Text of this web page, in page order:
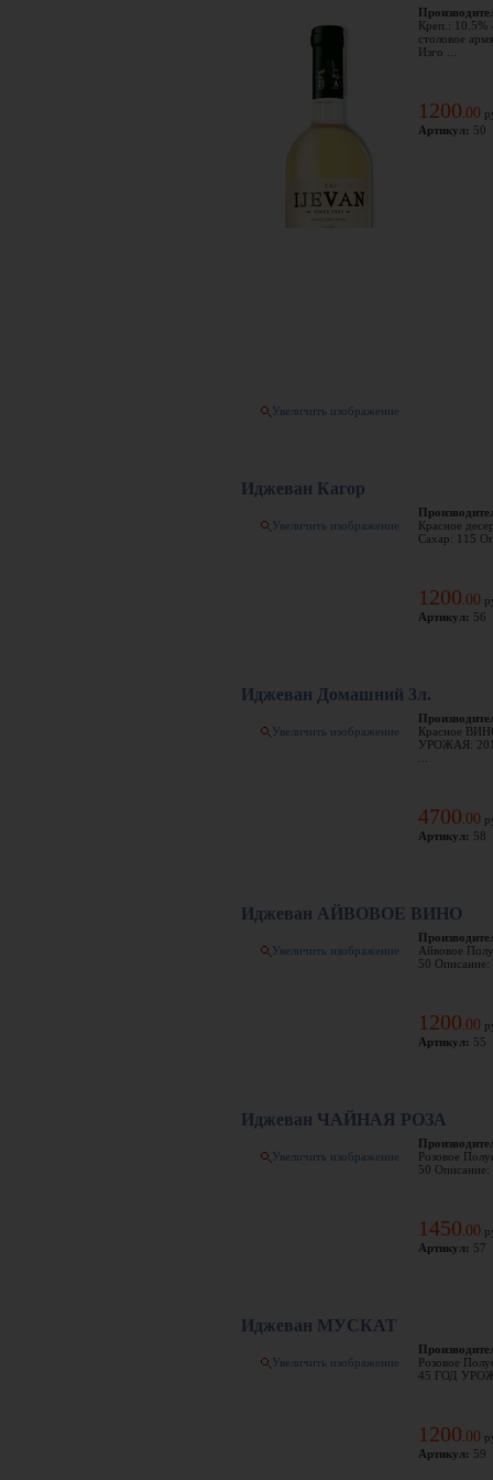
Увеличить изображение
Креп.: 10.5%
столовое
Изго ...
1200 00
Артикул: 50
Иджеван Кагор
Увеличить изображение
Красное
Сахар: 115
1200 00
Артикул: 56
Иджеван Домашний 3л.
Увеличить изображение
Красное
УРОЖАЯ:
4700 00
Артикул: 58
Иджеван АЙВОВОЕ ВИНО
Увеличить изображение
Айвовое
50 Описание:
1200 00
Артикул: 55
Иджеван ЧАЙНАЯ РОЗА
Увеличить изображение
Розовое
50 Описание:
1450 00
Артикул: 57
Иджеван МУСКАТ
Увеличить изображение
Розовое
45 ГОД
1200 00
Артикул: 59